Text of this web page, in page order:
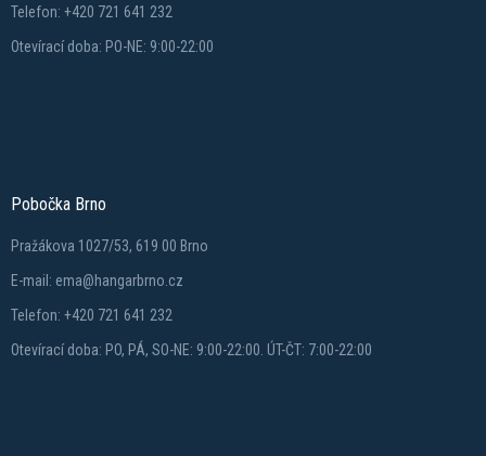
Telefon: +420 721 641 232
Otevírací doba: PO-NE: 9:00-22:00
Pobočka Brno
Pražákova 1027/53, 619 00 Brno
E-mail: ema@hangarbrno.cz
Telefon: +420 721 641 232
Otevírací doba: PO, PÁ, SO-NE: 9:00-22:00. ÚT-ČT: 7:00-22:00